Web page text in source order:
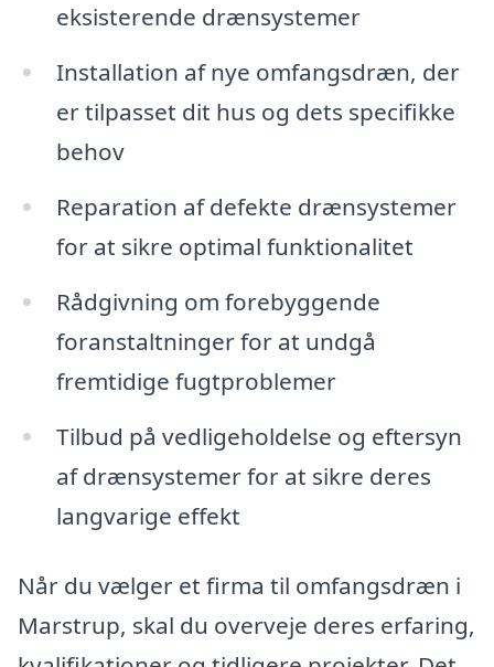
eksisterende drænsystemer
Installation af nye omfangsdræn, der
er tilpasset dit hus og dets specifikke
behov
Reparation af defekte drænsystemer
for at sikre optimal funktionalitet
Rådgivning om forebyggende
foranstaltninger for at undgå
fremtidige fugtproblemer
Tilbud på vedligeholdelse og eftersyn
af drænsystemer for at sikre deres
langvarige effekt
Når du vælger et firma til omfangsdræn i
Marstrup, skal du overveje deres erfaring,